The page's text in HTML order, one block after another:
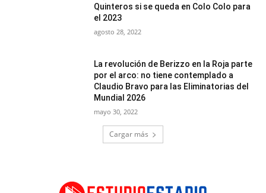
Quinteros si se queda en Colo Colo para
el 2023
agosto 28, 2022
La revolución de Berizzo en la Roja parte
por el arco: no tiene contemplado a
Claudio Bravo para las Eliminatorias del
Mundial 2026
mayo 30, 2022
Cargar más